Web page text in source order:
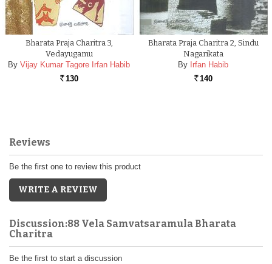
Bharata Praja Charitra 3,
Vedayugamu
By Vijay Kumar Tagore Irfan Habib
Rs. 130
Bharata Praja Charitra 2, Sindu
Nagarikata
By Irfan Habib
Rs. 140
Reviews
Be the first one to review this product
WRITE A REVIEW
Discussion:88 Vela Samvatsaramula Bharata
Charitra
Be the first to start a discussion